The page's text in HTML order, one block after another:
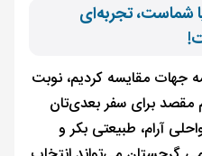
با شماست، تجربه‌ای
جهات مقایسه کردیم، نوبت
مقصد برای سفر بعدی‌تان
آرام، طبیعتی بکر و